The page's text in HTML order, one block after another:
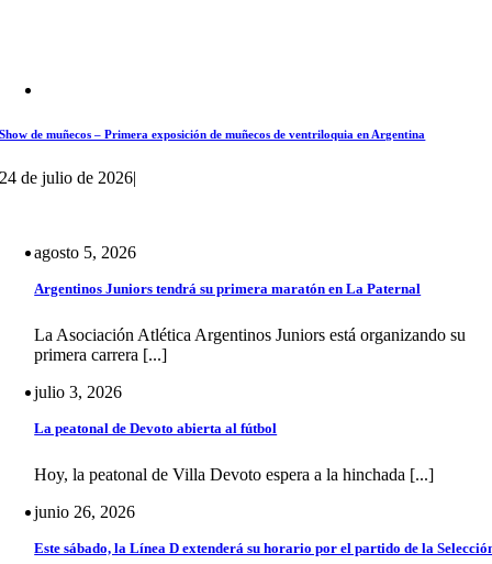
Show de muñecos – Primera exposición de muñecos de ventriloquia en Argentina
24 de julio de 2026|
agosto 5, 2026
Argentinos Juniors tendrá su primera maratón en La Paternal
La Asociación Atlética Argentinos Juniors está organizando su
primera carrera [...]
julio 3, 2026
La peatonal de Devoto abierta al fútbol
Hoy, la peatonal de Villa Devoto espera a la hinchada [...]
junio 26, 2026
Este sábado, la Línea D extenderá su horario por el partido de la